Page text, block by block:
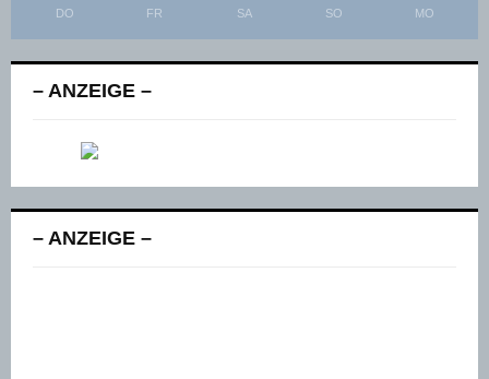
DO FR SA SO MO
– ANZEIGE –
– ANZEIGE –